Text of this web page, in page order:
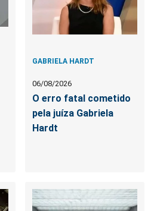
GABRIELA HARDT
06/08/2026
O erro fatal cometido
pela juíza Gabriela
Hardt